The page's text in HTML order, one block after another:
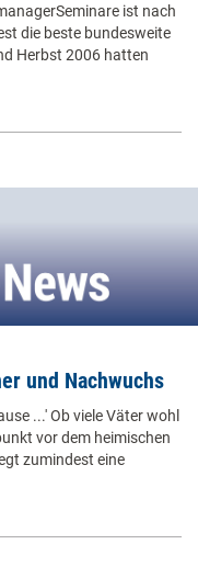
ist nach
die beste bundesweite
Herbst 2006 hatten
und Nachwuchs
...' Ob viele Väter wohl
vor dem heimischen
zumindest eine